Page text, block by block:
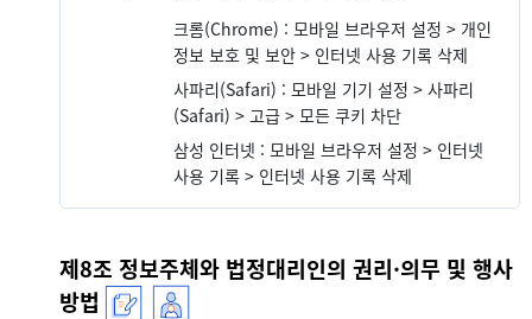
크롬(Chrome) : 모바일 브라우저 설정 > 개인
정보 보호 및 보안 > 인터넷 사용 기록 삭제
사파리(Safari) : 모바일 기기 설정 > 사파리
(Safari) > 고급 > 모든 쿠키 차단
삼성 인터넷 : 모바일 브라우저 설정 > 인터넷
사용 기록 > 인터넷 사용 기록 삭제
제8조 정보주체와 법정대리인의 권리·의무 및 행사
방법